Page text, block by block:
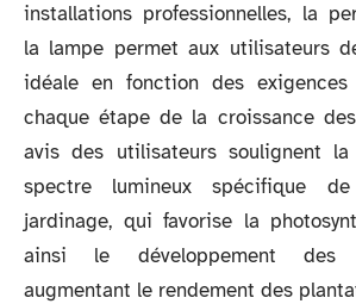
installations professionnelles, la
la lampe permet aux utilisateurs
idéale en fonction des
chaque étape de la croissance
avis des utilisateurs soulignent la
spectre lumineux spécifique
jardinage, qui favorise la
ainsi le développement des
augmentant le rendement des